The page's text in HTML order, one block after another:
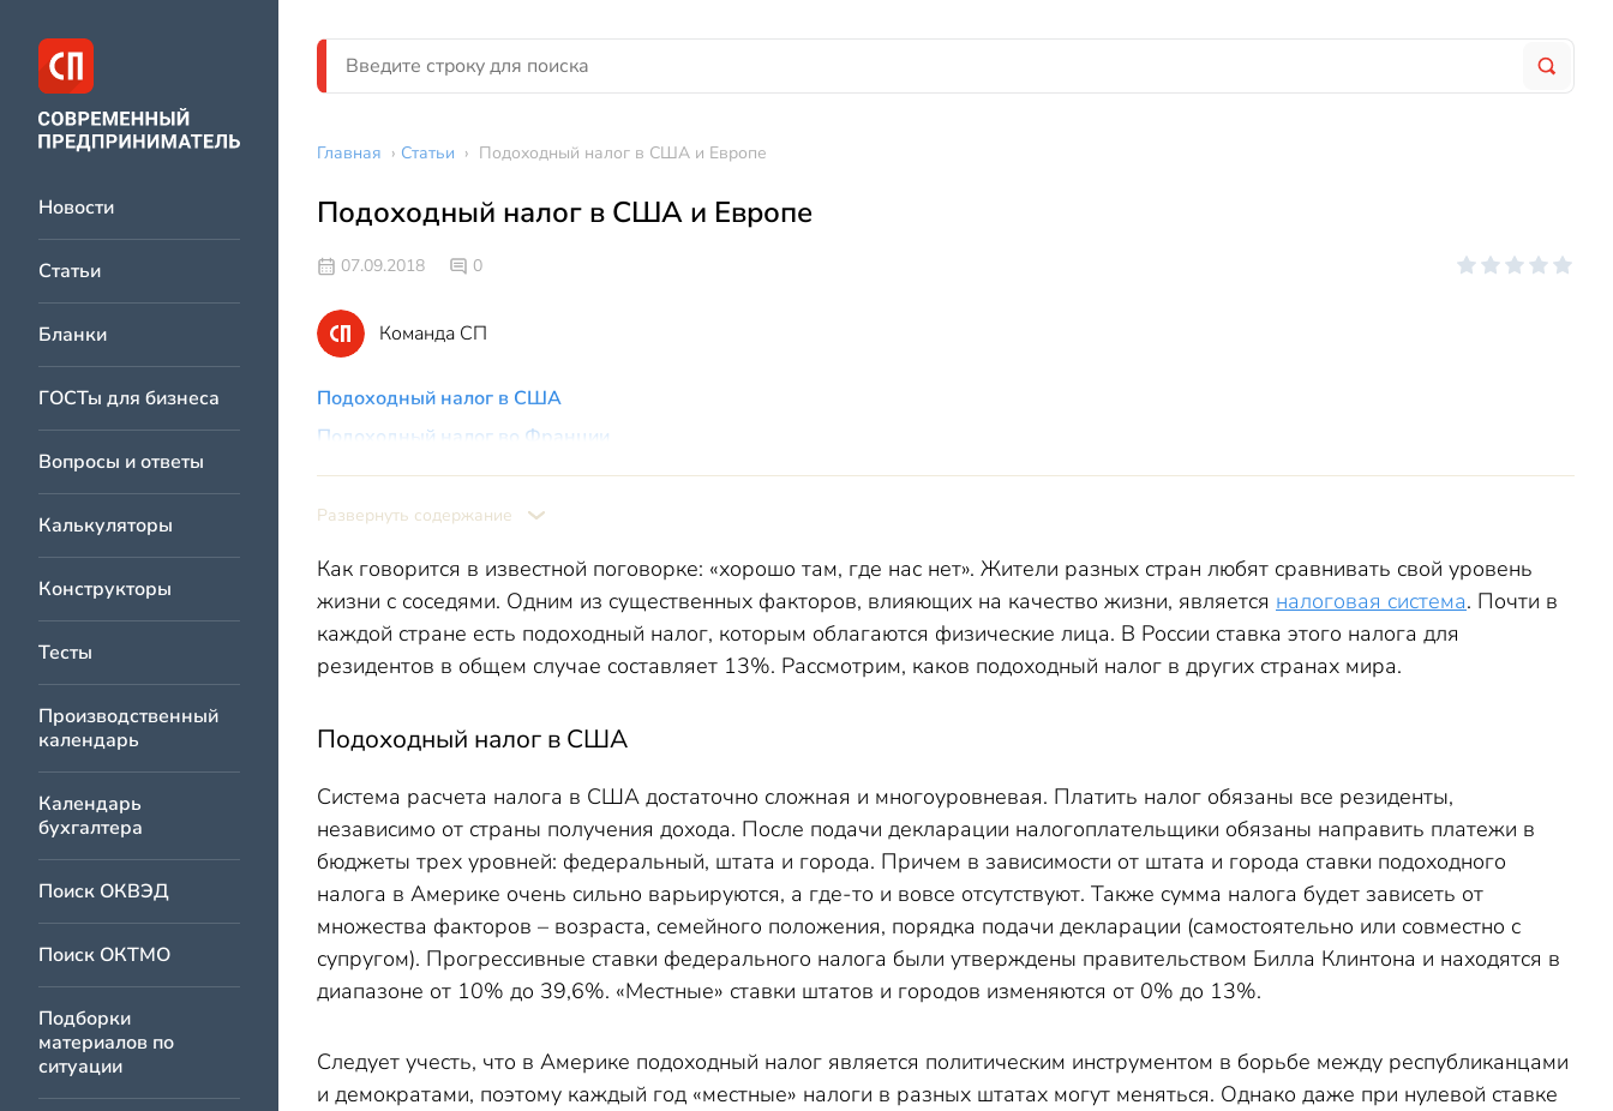
Новости
Статьи
Бланки
ГОСТы для бизнеса
Вопросы и ответы
Калькуляторы
Конструкторы
Тесты
Производственный
календарь
Календарь
бухгалтера
Поиск ОКВЭД
Поиск ОКТМО
Подборки
материалов по
ситуации
Главная › Статьи › Подоходный налог в США и Европе
Подоходный налог в США и Европе
07.09.2018 0
Команда СП
Подоходный налог в США
Подоходный налог во Франции
Подоходный налог в Швеции
Подоходный налог в Норвегии
Подоходный налог в Испании
Подоходный налог в Великобритании
Корпоративный подоходный налог в Казахстане
Вывод
Развернуть содержание
Как говорится в известной поговорке: «хорошо там, где нас нет». Жители разных стран любят сравнивать свой уровень
жизни с соседями. Одним из существенных факторов, влияющих на качество жизни, является налоговая система. Почти в
каждой стране есть подоходный налог, которым облагаются физические лица. В России ставка этого налога для
резидентов в общем случае составляет 13%. Рассмотрим, каков подоходный налог в других странах мира.
Подоходный налог в США
Система расчета налога в США достаточно сложная и многоуровневая. Платить налог обязаны все резиденты,
независимо от страны получения дохода. После подачи декларации налогоплательщики обязаны направить платежи в
бюджеты трех уровней: федеральный, штата и города. Причем в зависимости от штата и города ставки подоходного
налога в Америке очень сильно варьируются, а где-то и вовсе отсутствуют. Также сумма налога будет зависеть от
множества факторов – возраста, семейного положения, порядка подачи декларации (самостоятельно или совместно с
супругом). Прогрессивные ставки федерального налога были утверждены правительством Билла Клинтона и находятся в
диапазоне от 10% до 39,6%. «Местные» ставки штатов и городов изменяются от 0% до 13%.
Следует учесть, что в Америке подоходный налог является политическим инструментом в борьбе между республиканцами
и демократами, поэтому каждый год «местные» налоги в разных штатах могут меняться. Однако даже при нулевой ставке